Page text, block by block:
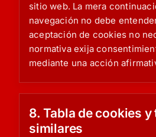
sitio web. La mera
navegación no debe
aceptación de cookies no
normativa exija
mediante una acción
8. Tabla de cookies
similares